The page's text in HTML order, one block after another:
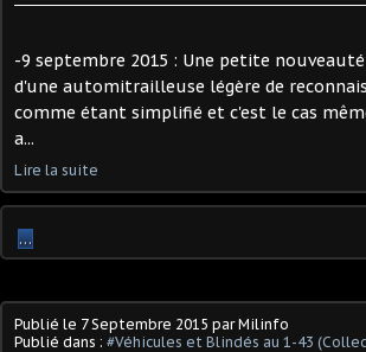
-9 septembre 2015 : Une petite
d'une automitrailleuse légère de
comme étant simplifié et c'est le cas
a...
Lire la suite
…
Publié le 7 Septembre 2015 par Milinfo
Publié dans : #Véhicules et Blindés au 1-43